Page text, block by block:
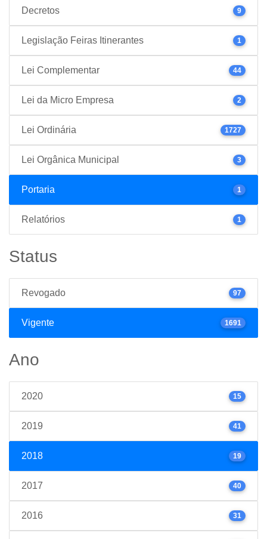
Decretos 9
Legislação Feiras Itinerantes 1
Lei Complementar 44
Lei da Micro Empresa 2
Lei Ordinária 1727
Lei Orgânica Municipal 3
Portaria 1
Relatórios 1
Status
Revogado 97
Vigente 1691
Ano
2020 15
2019 41
2018 19
2017 40
2016 31